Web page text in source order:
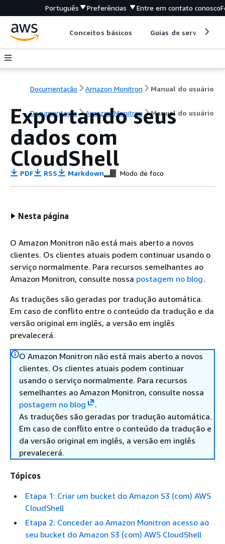
Português Preferências Entre em contato conosco
Conceitos básicos Guias de serviço
Documentação Amazon Monitron Manual do usuário
Documentação Amazon Monitron Manual do usuário
Exportando seus
dados com
CloudShell
PDF RSS Markdown Modo de foco
Nesta página
O Amazon Monitron não está mais aberto a novos
clientes. Os clientes atuais podem continuar usando o
serviço normalmente. Para recursos semelhantes ao
Amazon Monitron, consulte nossa postagem no blog .
As traduções são geradas por tradução automática.
Em caso de conflito entre o conteúdo da tradução e da
versão original em inglês, a versão em inglês
prevalecerá.
O Amazon Monitron não está mais aberto a novos
clientes. Os clientes atuais podem continuar
usando o serviço normalmente. Para recursos
semelhantes ao Amazon Monitron, consulte nossa
postagem no blog
.
As traduções são geradas por tradução automática.
Em caso de conflito entre o conteúdo da tradução e
da versão original em inglês, a versão em inglês
prevalecerá.
Tópicos
Etapa 1: Criar um bucket do Amazon S3 (com) AWS
CloudShell
Etapa 2: Conceder ao Amazon Monitron acesso ao
seu bucket do Amazon S3 (com) AWS CloudShell